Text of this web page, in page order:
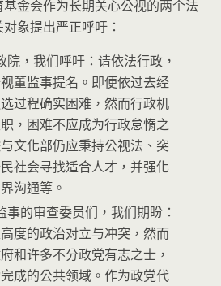
金会作为长期关心公视的两个法
象提出严正呼吁：
院，我们呼吁：请依法行政，
董监事提名。即便依过去经
过程确实困难，然而行政机
，困难不应成为行政怠惰之
文化部仍应秉持公视法、突
社会寻找适合人才，并强化
沟通等。
事的审查委员们，我们期盼：
度的政治对立与冲突，然而
和许多不分政党有志之士，
成的公共领域。作为政党代